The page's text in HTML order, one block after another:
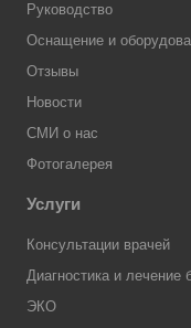
Руководство
Оснащение и
Отзывы
Новости
СМИ о нас
Фотогалерея
Услуги
Консультации врачей
Диагностика и лечение
ЭКО